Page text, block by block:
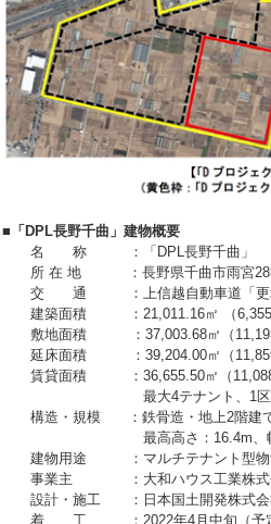
■「DPL長野千曲」建物概要
名 称 ：「DPL長野千曲」
所 在 地 ：長野県千曲市雨宮
交 通 ：上信越自動車道「更埴イ
建築面積 ：21,011.16㎡ （
敷地面積 ：37,003.68㎡（
延床面積 ：39,204.00㎡（
賃貸面積 ：36,655.50㎡（
最大4テナント、1区画約
構造・規模 ：鉄骨造・地上2階建
最高高さ：16.4m、幅：
建物用途 ：マルチテナント型物
事業主 ：大和ハウス工業株
設計・施工 ：日本国土開発株式会
着 工 ：2022年4月中旬（予